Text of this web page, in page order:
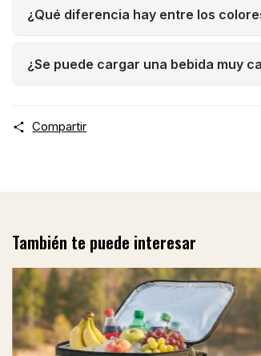
¿Qué diferencia hay entre los
¿Se puede cargar una bebida muy
Compartir
También te puede interesar